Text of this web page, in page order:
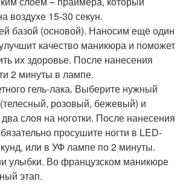
воздухе 15-30 секун.
базой (основой). Наносим ещё один
качество маникюра и поможет
их здоровье. После нанесения
2 минуты в лампе.
гель-лака. Выберите нужный
(телесный, розовый, бежевый) и
слоя на ноготки. После нанесения
просушите ногти в LED-
или в УФ лампе по 2 минуты.
улыбки. Во французском маникюре
этап.